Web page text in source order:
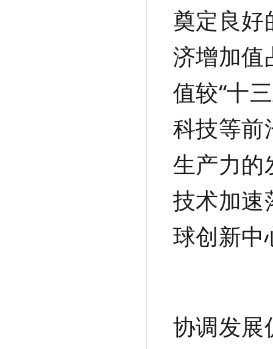
奠定良好
济增加值
值较“十
科技等前
生产力的
技术加速
球创新中
协调发展